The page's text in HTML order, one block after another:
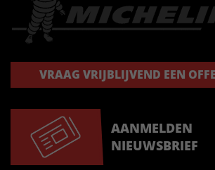
VRAAG VRIJBLIJVEND EEN
AANMELDEN
NIEUWSBRIEF